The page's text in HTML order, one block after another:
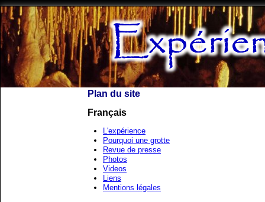
Plan du site
Français
L'expérience
Pourquoi une grotte
Revue de presse
Photos
Videos
Liens
Mentions légales